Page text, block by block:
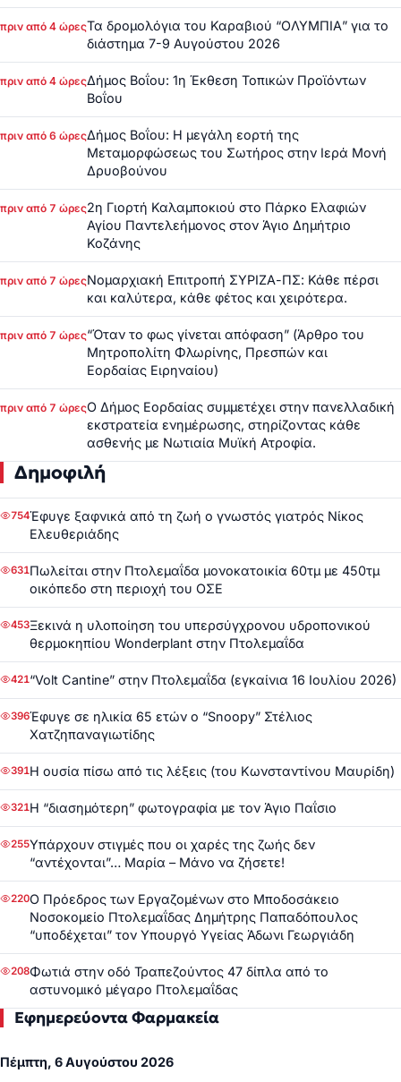
πριν από 4 ώρεςΤα δρομολόγια του Καραβιού “ΟΛΥΜΠΙΑ” για το
διάστημα 7-9 Αυγούστου 2026
πριν από 4 ώρεςΔήμος Βοΐου: 1η Έκθεση Τοπικών Προϊόντων
Βοΐου
πριν από 6 ώρεςΔήμος Βοΐου: Η μεγάλη εορτή της
Μεταμορφώσεως του Σωτήρος στην Ιερά Μονή
Δρυοβούνου
πριν από 7 ώρες2η Γιορτή Καλαμποκιού στο Πάρκο Ελαφιών
Αγίου Παντελεήμονος στον Άγιο Δημήτριο
Κοζάνης
πριν από 7 ώρεςΝομαρχιακή Επιτροπή ΣΥΡΙΖΑ-ΠΣ: Κάθε πέρσι
και καλύτερα, κάθε φέτος και χειρότερα.
πριν από 7 ώρες“Όταν το φως γίνεται απόφαση” (Άρθρο του
Μητροπολίτη Φλωρίνης, Πρεσπών και
Εορδαίας Ειρηναίου)
πριν από 7 ώρεςΟ Δήμος Εορδαίας συμμετέχει στην πανελλαδική
εκστρατεία ενημέρωσης, στηρίζοντας κάθε
ασθενής με Νωτιαία Μυϊκή Ατροφία.
Δημοφιλή
754Έφυγε ξαφνικά από τη ζωή ο γνωστός γιατρός Νίκος
Ελευθεριάδης
631Πωλείται στην Πτολεμαΐδα μονοκατοικία 60τμ με 450τμ
οικόπεδο στη περιοχή του ΟΣΕ
453Ξεκινά η υλοποίηση του υπερσύγχρονου υδροπονικού
θερμοκηπίου Wonderplant στην Πτολεμαΐδα
421“Volt Cantine” στην Πτολεμαΐδα (εγκαίνια 16 Ιουλίου 2026)
396Έφυγε σε ηλικία 65 ετών ο “Snoopy” Στέλιος
Χατζηπαναγιωτίδης
391Η ουσία πίσω από τις λέξεις (του Κωνσταντίνου Μαυρίδη)
321Η “διασημότερη” φωτογραφία με τον Άγιο Παΐσιο
255Υπάρχουν στιγμές που οι χαρές της ζωής δεν
“αντέχονται”… Μαρία – Μάνο να ζήσετε!
220Ο Πρόεδρος των Εργαζομένων στο Μποδοσάκειο
Νοσοκομείο Πτολεμαΐδας Δημήτρης Παπαδόπουλος
“υποδέχεται” τον Υπουργό Υγείας Άδωνι Γεωργιάδη
208Φωτιά στην οδό Τραπεζούντος 47 δίπλα από το
αστυνομικό μέγαρο Πτολεμαΐδας
Εφημερεύοντα Φαρμακεία
Πέμπτη, 6 Αυγούστου 2026